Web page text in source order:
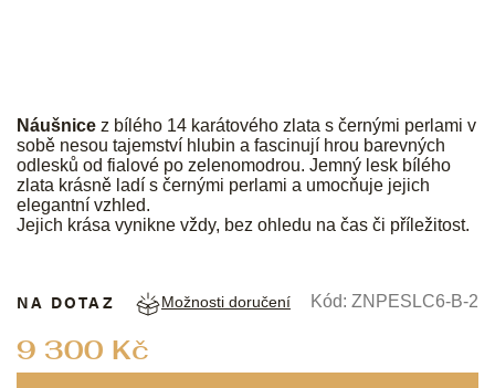
Náušnice z bílého 14 karátového zlata s černými perlami v
sobě nesou tajemství hlubin a fascinují hrou barevných
odlesků od fialové po zelenomodrou. Jemný lesk bílého
zlata krásně ladí s černými perlami a umocňuje jejich
elegantní vzhled.
Jejich krása vynikne vždy, bez ohledu na čas či příležitost.
9 300 Kč
NA DOTAZ Možnosti doručení Kód: ZNPESLC6-B-2